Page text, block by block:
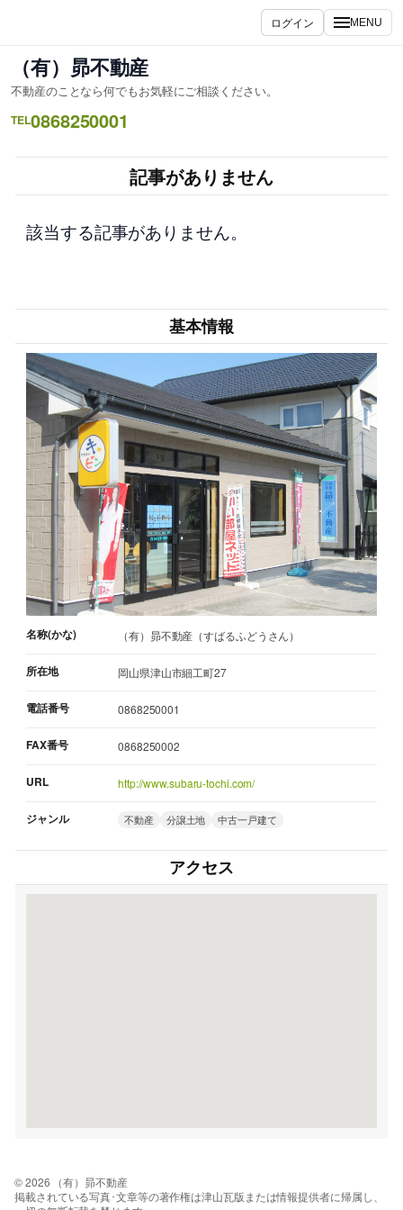
キ
ッ
ログイン MENU
（有）昴不動産
不動産のことなら何でもお気軽にご相談ください。
TEL0868250001
記事がありません
該当する記事がありません。
基本情報
名称(かな) （有）昴不動産（すばるふどうさん）
所在地 岡山県津山市細工町27
電話番号 0868250001
FAX番号 0868250002
URL http://www.subaru-tochi.com/
ジャンル 不動産 分譲土地 中古一戸建て
アクセス
© 2026 （有）昴不動産
掲載されている写真･文章等の著作権は津山瓦版または情報提供者に帰属し、